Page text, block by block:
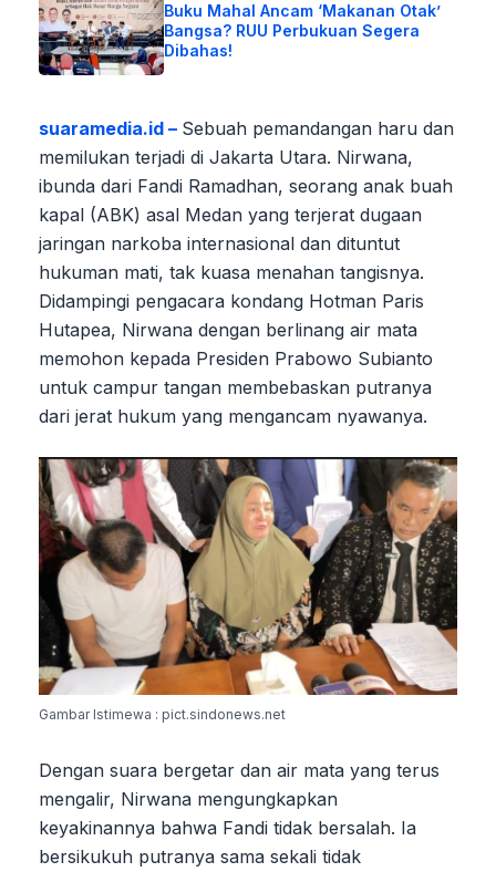
Buku Mahal Ancam ‘Makanan Otak’
Bangsa? RUU Perbukuan Segera
Dibahas!
suaramedia.id – Sebuah pemandangan haru dan
memilukan terjadi di Jakarta Utara. Nirwana,
ibunda dari Fandi Ramadhan, seorang anak buah
kapal (ABK) asal Medan yang terjerat dugaan
jaringan narkoba internasional dan dituntut
hukuman mati, tak kuasa menahan tangisnya.
Didampingi pengacara kondang Hotman Paris
Hutapea, Nirwana dengan berlinang air mata
memohon kepada Presiden Prabowo Subianto
untuk campur tangan membebaskan putranya
dari jerat hukum yang mengancam nyawanya.
Gambar Istimewa : pict.sindonews.net
Dengan suara bergetar dan air mata yang terus
mengalir, Nirwana mengungkapkan
keyakinannya bahwa Fandi tidak bersalah. Ia
bersikukuh putranya sama sekali tidak